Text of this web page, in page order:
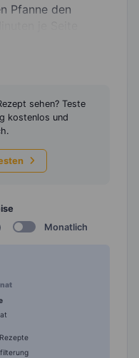
Pfanne den
sehen? Teste
kostenlos und
Monatlich